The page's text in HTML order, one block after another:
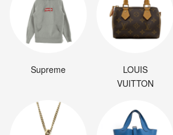
Supreme
LOUIS
VUITTON